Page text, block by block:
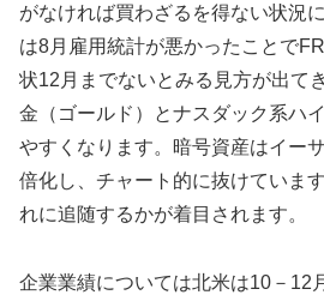
がなければ買わざるを得ない状況
は8月雇用統計が悪かったことで
状12月までないとみる見方が出て
金（ゴールド）とナスダック系ハ
やすくなります。暗号資産はイー
倍化し、チャート的に抜けていま
れに追随するかが着目されます。
企業業績については北米は10－12